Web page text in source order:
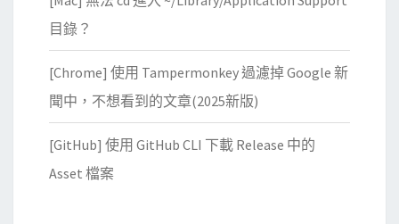
目錄？
[Chrome] 使用 Tampermonkey 過濾掉 Google 新
聞中，不想看到的文章(2025新版)
[GitHub] 使用 GitHub CLI 下載 Release 中的
Asset 檔案